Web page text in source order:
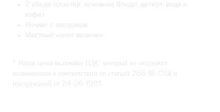
2 обеда (стартер, основное блюдо, десерт, вода и
кофе)
Ночлег с завтраком
Местный налог включен
* Наши цены включают НДС, который не подлежит
возмещению в соответствии со статьей 266-1E CGI и
инструкцией от 24-06-1981.